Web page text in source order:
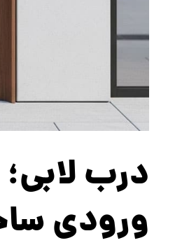
درب
ورودی